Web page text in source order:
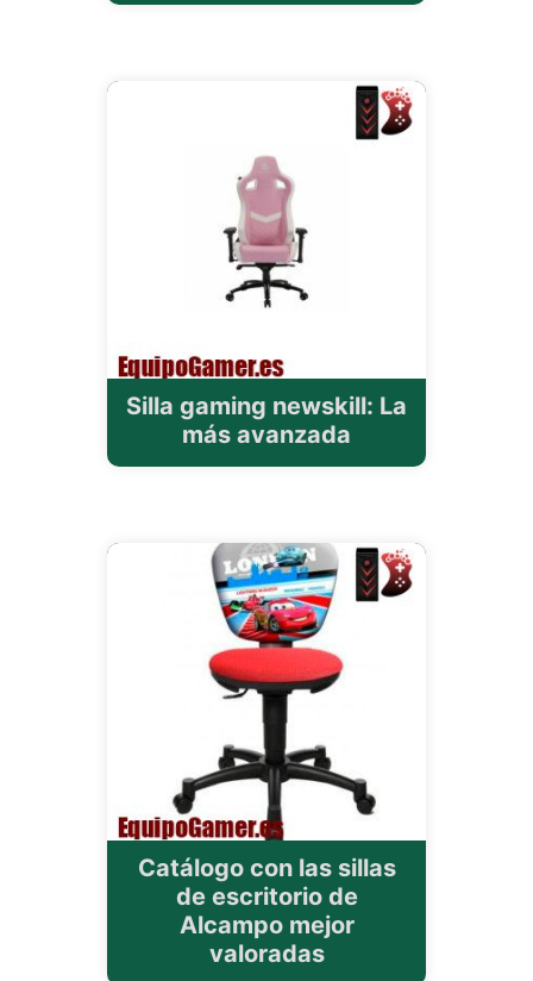
Silla gaming newskill: La
más avanzada
Catálogo con las sillas
de escritorio de
Alcampo mejor
valoradas